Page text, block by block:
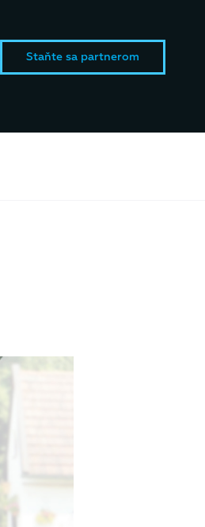
Staňte sa partnerom